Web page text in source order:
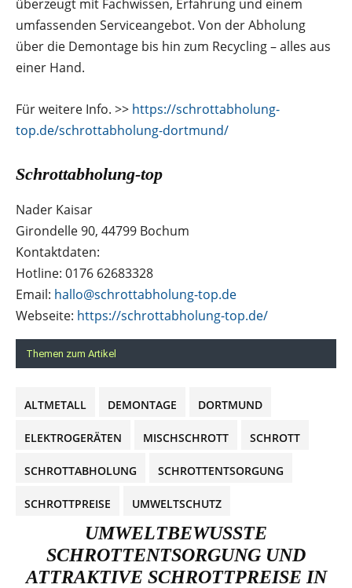
überzeugt mit Fachwissen, Erfahrung und einem
umfassenden Serviceangebot. Von der Abholung
über die Demontage bis hin zum Recycling – alles aus
einer Hand.
Für weitere Info. >> https://schrottabholung-
top.de/schrottabholung-dortmund/
Schrottabholung-top
Nader Kaisar
Girondelle 90, 44799 Bochum
Kontaktdaten:
Hotline: 0176 62683328
Email: hallo@schrottabholung-top.de
Webseite: https://schrottabholung-top.de/
Themen zum Artikel
ALTMETALL DEMONTAGE DORTMUND
ELEKTROGERÄTEN MISCHSCHROTT SCHROTT
SCHROTTABHOLUNG SCHROTTENTSORGUNG
SCHROTTPREISE UMWELTSCHUTZ
UMWELTBEWUSSTE
SCHROTTENTSORGUNG UND
ATTRAKTIVE SCHROTTPREISE IN